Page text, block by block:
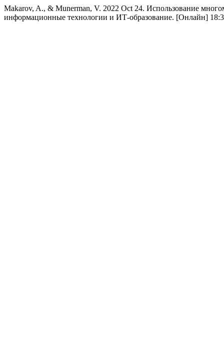
Makarov, A., & Munerman, V. 2022 Oct 24. Использование
информационные технологии и ИТ-образование. [Онлайн] 18:3